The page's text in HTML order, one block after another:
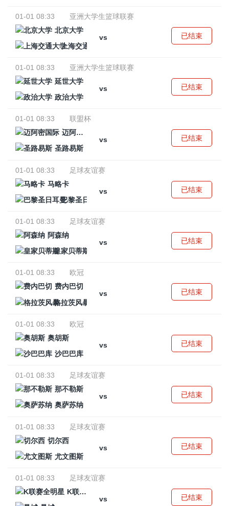
01-01 08:33
亚洲大学生篮球联赛
北京大学
vs
上海交通大学
已结束
01-01 08:33
亚洲大学生篮球联赛
延世大学
vs
政治大学
已结束
01-01 08:33
联盟杯
迈阿密国际
vs
圣路易斯
已结束
01-01 08:33
足球友谊赛
马略卡
vs
巴黎圣日耳曼
已结束
01-01 08:33
足球友谊赛
阿森纳
vs
皇家贝蒂斯
已结束
01-01 08:33
欧冠
费内巴切
vs
格拉茨风暴
已结束
01-01 08:33
欧冠
奥胡斯
vs
沙巴巴库
已结束
01-01 08:33
足球友谊赛
那不勒斯
vs
奥萨苏纳
已结束
01-01 08:33
足球友谊赛
切尔西
vs
尤文图斯
已结束
01-01 08:33
足球友谊赛
K联赛全明星
vs
已结束